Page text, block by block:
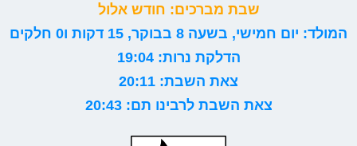
שבת מברכים: חודש אלול
המולד: יום חמישי, בשעה 8 בבוקר, 15 דקות ו0 חלקים
הדלקת נרות: 19:04
צאת השבת: 20:11
צאת השבת לרבינו תם: 20:43